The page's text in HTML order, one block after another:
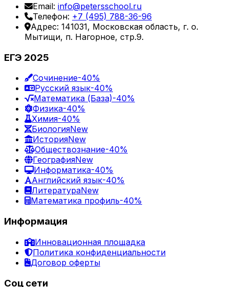
Email: info@petersschool.ru
Телефон: +7 (495) 788-36-96
Адрес: 141031, Московская область, г. о.
Мытищи, п. Нагорное, стр.9.
ЕГЭ 2025
Сочинение-40%
Русский язык-40%
Математика (База)-40%
Физика-40%
Химия-40%
БиологияNew
ИсторияNew
Обществознание-40%
ГеографияNew
Информатика-40%
Английский язык-40%
ЛитератураNew
Математика профиль-40%
Информация
Инновационная площадка
Политика конфиденциальности
Договор оферты
Соц сети